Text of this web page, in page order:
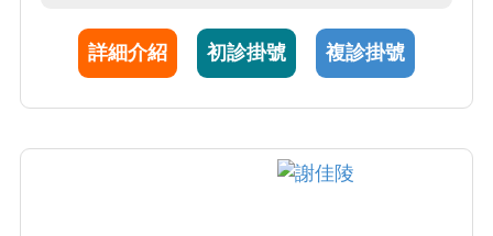
患親切、有耐心，從局部外用藥膏選擇，光照
治療，傳統口服用藥，進階到注射生物製劑，
詳細介紹 初診掛號 複診掛號